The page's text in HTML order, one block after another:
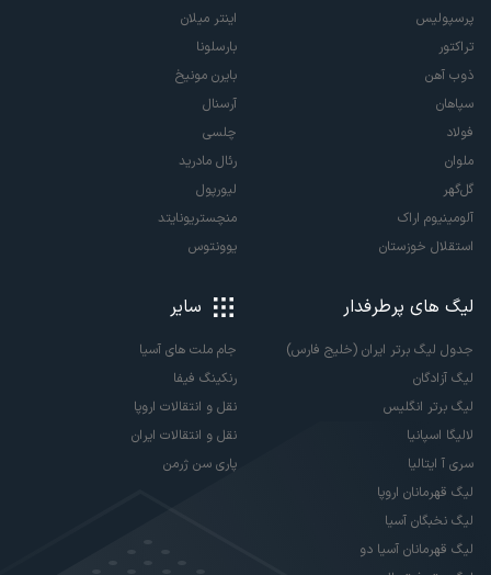
پرسپولیس
تراکتور
ذوب آهن
سپاهان
فولاد
ملوان
گل‌گهر
آلومینیوم اراک
استقلال خوزستان
اینتر میلان
بارسلونا
بایرن مونیخ
آرسنال
چلسی
رئال مادرید
لیورپول
منچستریونایتد
یوونتوس
لیگ های پرطرفدار
جدول لیگ برتر ایران (خلیج فارس)
لیگ آزادگان
لیگ برتر انگلیس
لالیگا اسپانیا
سری آ ایتالیا
لیگ قهرمانان اروپا
لیگ نخبگان آسیا
لیگ قهرمانان آسیا دو
سایر
جام ملت های آسیا
رنکینگ فیفا
نقل و انتقالات اروپا
نقل و انتقالات ایران
پاری سن ژرمن